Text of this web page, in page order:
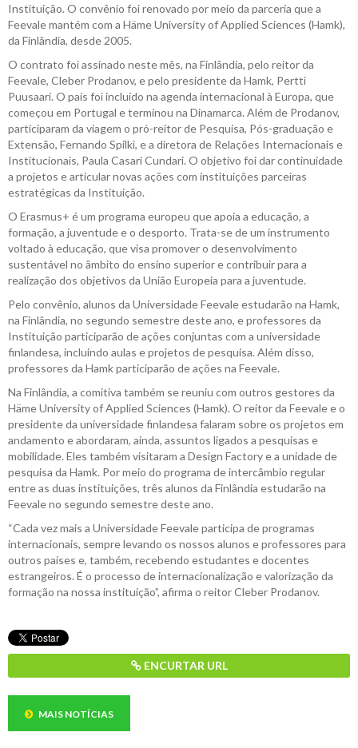
Instituição. O convênio foi renovado por meio da parceria que a
Feevale mantém com a Häme University of Applied Sciences (Hamk),
da Finlândia, desde 2005.
O contrato foi assinado neste mês, na Finlândia, pelo reitor da
Feevale, Cleber Prodanov, e pelo presidente da Hamk, Pertti
Puusaari. O país foi incluído na agenda internacional à Europa, que
começou em Portugal e terminou na Dinamarca. Além de Prodanov,
participaram da viagem o pró-reitor de Pesquisa, Pós-graduação e
Extensão, Fernando Spilki, e a diretora de Relações Internacionais e
Institucionais, Paula Casari Cundari. O objetivo foi dar continuidade
a projetos e articular novas ações com instituições parceiras
estratégicas da Instituição.
O Erasmus+ é um programa europeu que apoia a educação, a
formação, a juventude e o desporto. Trata-se de um instrumento
voltado à educação, que visa promover o desenvolvimento
sustentável no âmbito do ensino superior e contribuir para a
realização dos objetivos da União Europeia para a juventude.
Pelo convênio, alunos da Universidade Feevale estudarão na Hamk,
na Finlândia, no segundo semestre deste ano, e professores da
Instituição participarão de ações conjuntas com a universidade
finlandesa, incluindo aulas e projetos de pesquisa. Além disso,
professores da Hamk participarão de ações na Feevale.
Na Finlândia, a comitiva também se reuniu com outros gestores da
Häme University of Applied Sciences (Hamk). O reitor da Feevale e o
presidente da universidade finlandesa falaram sobre os projetos em
andamento e abordaram, ainda, assuntos ligados a pesquisas e
mobilidade. Eles também visitaram a Design Factory e a unidade de
pesquisa da Hamk. Por meio do programa de intercâmbio regular
entre as duas instituições, três alunos da Finlândia estudarão na
Feevale no segundo semestre deste ano.
“Cada vez mais a Universidade Feevale participa de programas
internacionais, sempre levando os nossos alunos e professores para
outros países e, também, recebendo estudantes e docentes
estrangeiros. É o processo de internacionalização e valorização da
formação na nossa instituição”, afirma o reitor Cleber Prodanov.
ENCURTAR URL
MAIS NOTÍCIAS